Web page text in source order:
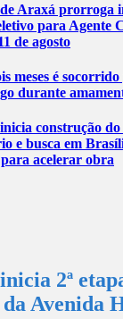
Araxá prorroga
para Agente
de agosto
meses é
durante
construção
e busca em
acelerar obra
2ª
Avenida